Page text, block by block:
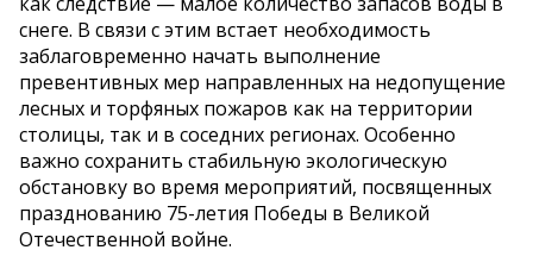
снеге. В связи с этим встает необходимость
заблаговременно начать выполнение
превентивных мер направленных на недопущение
лесных и торфяных пожаров как на территории
столицы, так и в соседних регионах. Особенно
важно сохранить стабильную экологическую
обстановку во время мероприятий, посвященных
празднованию 75-летия Победы в Великой
Отечественной войне.